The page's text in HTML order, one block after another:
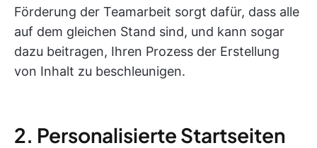
Förderung der Teamarbeit sorgt dafür, dass alle
auf dem gleichen Stand sind, und kann sogar
dazu beitragen, Ihren Prozess der Erstellung
von Inhalt zu beschleunigen.
2. Personalisierte Startseiten